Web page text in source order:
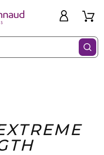
Idées
Cadeaux
Bons
Plans
Filtres